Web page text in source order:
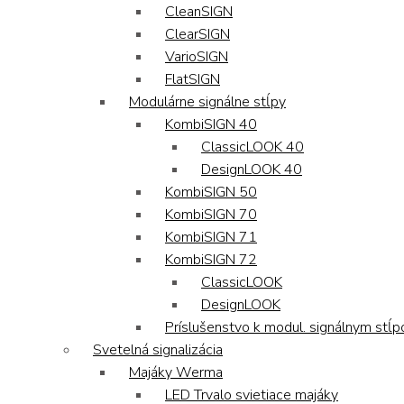
CleanSIGN
ClearSIGN
VarioSIGN
FlatSIGN
Modulárne signálne stĺpy
KombiSIGN 40
ClassicLOOK 40
DesignLOOK 40
KombiSIGN 50
KombiSIGN 70
KombiSIGN 71
KombiSIGN 72
ClassicLOOK
DesignLOOK
Príslušenstvo k modul. signálnym
Svetelná signalizácia
Majáky Werma
LED Trvalo svietiace majáky